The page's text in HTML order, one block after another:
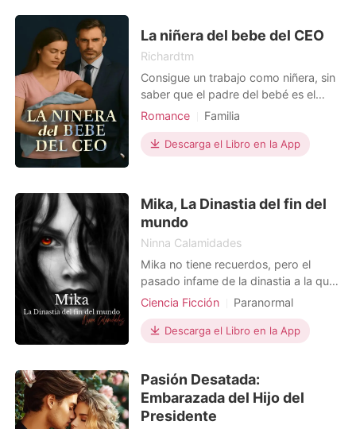
embarazada y grand
Arrogante/Dominante
La niñera del bebe del CEO
Richardtm
Consigue un trabajo como niñera, sin
saber que el padre del bebé es el
hombre con quien pasó una noche
Romance
Familia
Relación secreta
Amor a primera vista
Bebé
Descarga el Libro en la App
Mika, La Dinastia del fin del
mundo
Ninna Calamidades
Mika no tiene recuerdos, pero el
pasado infame de la dinastia a la que
pertenece se convertira en una
envenenaron el corazon de su madre
y a su vez, ella llevo la locura al
la humanidad intenta reponerse, Mika
luchara por eliminar los vesti
Ciencia Ficción
Paranormal
Venganza
Triángulo amoroso
Vampiros
Lujuria/Erótica
Protagonista Poderosa
Descarga el Libro en la App
Pasión Desatada:
Embarazada del Hijo del
Presidente